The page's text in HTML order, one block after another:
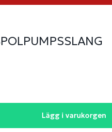
Lägg i varukorgen